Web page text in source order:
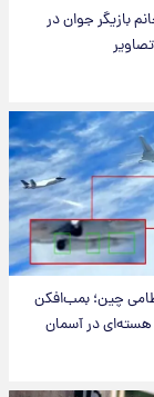
بازیگر جوان در
چین؛ بمب‌افکن
در آسمان